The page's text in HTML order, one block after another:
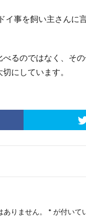
イ事を飼い主さんに
るのではなく、そ
にしています。
りません。 * が付いて